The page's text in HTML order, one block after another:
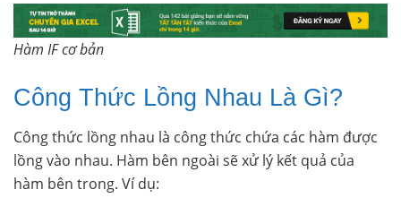
Hàm IF cơ bản
Công Thức Lồng Nhau Là Gì?
Công thức lồng nhau là công thức chứa các hàm được
lồng vào nhau. Hàm bên ngoài sẽ xử lý kết quả của
hàm bên trong. Ví dụ: